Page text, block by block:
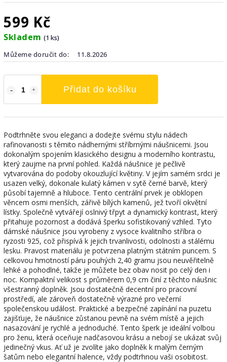
599 Kč
Skladem (1 ks)
Můžeme doručit do:
11.8.2026
Přidat do košíku
Podtrhněte svou eleganci a dodejte svému stylu nádech
rafinovanosti s těmito nádhernými stříbrnými náušnicemi. Jsou
dokonalým spojením klasického designu a moderního kontrastu,
který zaujme na první pohled. Každá náušnice je pečlivě
vytvarována do podoby okouzlující květiny. V jejím samém srdci je
usazen velký, dokonale kulatý kámen v sytě černé barvě, který
působí tajemně a hluboce. Tento centrální prvek je obklopen
věncem osmi menších, zářivě bílých kamenů, jež tvoří okvětní
lístky. Společně vytvářejí oslnivý třpyt a dynamický kontrast, který
přitahuje pozornost a dodává šperku sofistikovaný vzhled. Tyto
dámské náušnice jsou vyrobeny z vysoce kvalitního stříbra o
ryzosti 925, což přispívá k jejich trvanlivosti, odolnosti a stálému
lesku. Pravost materiálu je potvrzena platným státním puncem. S
celkovou hmotností páru pouhých 2,40 gramu jsou neuvěřitelně
lehké a pohodlné, takže je můžete bez obav nosit po celý den i
noc. Kompaktní velikost s průměrem 0,9 cm činí z těchto náušnic
všestranný doplněk. Jsou dostatečně decentní pro pracovní
prostředí, ale zároveň dostatečně výrazné pro večerní
společenskou událost. Praktické a bezpečné zapínání na puzetu
zajišťuje, že náušnice zůstanou pevně na svém místě a jejich
nasazování je rychlé a jednoduché. Tento šperk je ideální volbou
pro ženu, která oceňuje nadčasovou krásu a nebojí se ukázat svůj
jedinečný vkus. Ať už je zvolíte jako doplněk k malým černým
šatům nebo elegantní halence, vždy podtrhnou vaši osobitost.